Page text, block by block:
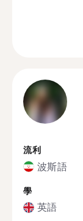
流利
波斯語
學
英語